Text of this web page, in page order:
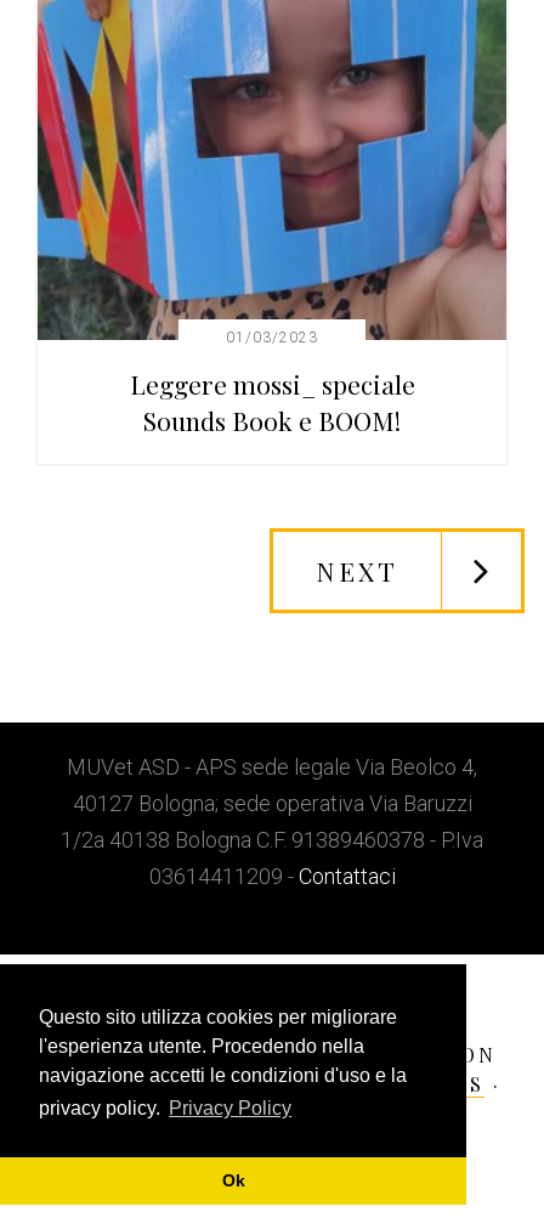
Questo sito utilizza cookies per migliorare
l'esperienza utente. Procedendo nella
navigazione accetti le condizioni d'uso e la
privacy policy. Privacy Policy
Ok
01/03/2023
Leggere mossi_ speciale
Sounds Book e BOOM!
NEXT
Barra
laterale
primaria
FooterMUVet ASD - APS sede legale Via Beolco 4,
40127 Bologna; sede operativa Via Baruzzi
1/2a 40138 Bologna C.F. 91389460378 - P.Iva
03614411209 -Contattaci
COPYRIGHT © 2026 ·MILAN PRO
ON
GENESIS FRAMEWORK· WORDPRESS ·
ACCEDI